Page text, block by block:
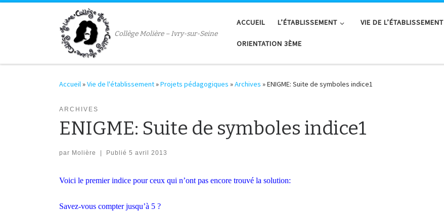
Passer au contenu
Collège Molière – Ivry-sur-Seine
ACCUEIL L’ÉTABLISSEMENT VIE DE L’ÉTABLISSEMENT
ORIENTATION 3ÈME
Accueil»Vie de l'établissement»Projets pédagogiques »Archives »ENIGME: Suite de symboles indice1
ARCHIVES
ENIGME: Suite de symboles indice1
par Molière Publié 5 avril 2013
Voici le premier indice pour ceux qui n’ont pas encore trouvé la solution:
Savez-vous compter jusqu’à 5 ?